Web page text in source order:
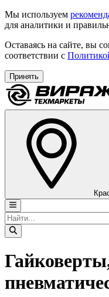
Мы используем
для аналитики и
Оставаясь на сайте, вы
соответствии с
Принять